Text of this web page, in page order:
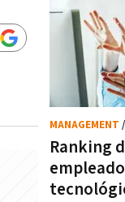
Ranking
MANAGEMENT